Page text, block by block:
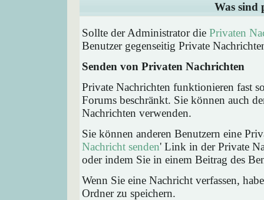
Was sind
Sollte der Administrator die Privaten
Benutzer gegenseitig Private
Senden von Privaten Nachrichten
Private Nachrichten funktionieren fast
Forums beschränkt. Sie können auch
Nachrichten verwenden.
Sie können anderen Benutzern eine
Nachricht senden' Link in der Private
oder indem Sie in einem Beitrag des
Wenn Sie eine Nachricht verfassen,
Ordner zu speichern.